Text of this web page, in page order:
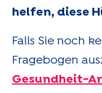
helfen, diese
Falls Sie noch
Fragebogen
Gesundheit-